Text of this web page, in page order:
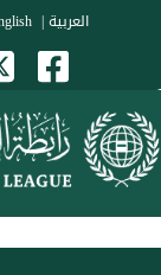
تجاوز إلى المحتوى
العربية|